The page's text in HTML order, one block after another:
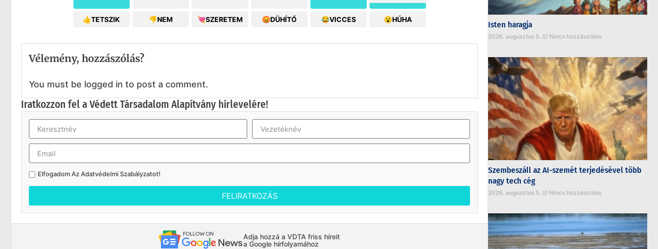
👍TETSZIK 👎NEM 💘SZERETEM 😡DÜHÍTŐ 😂VICCES 😮HÚHA
Vélemény, hozzászólás?
You must be logged in to post a comment.
Iratkozzon fel a Védett Társadalom Alapítvány hírlevelére!
Elfogadom AzAdatvédelmi Szabályzatot!
FELIRATKOZÁS
Adja hozzá a VDTA friss híreit
a Google hírfolyamához
Isten haragja
2026. augusztus 5. Nincs hozzászólás
Szembeszáll az AI-szemét terjedésével több
nagy tech cég
2026. augusztus 5. Nincs hozzászólás